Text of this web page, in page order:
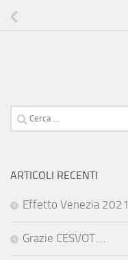
Ricerca
per:
ARTICOLI RECENTI
Effetto Venezia 2021
Grazie CESVOT….